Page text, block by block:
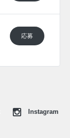
応募
Instagram